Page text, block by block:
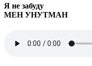
Я не забуду
МЕН УНУТМАН